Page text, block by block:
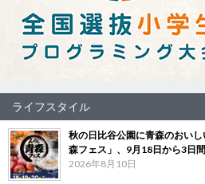
ライフスタイル
秋の日比谷公園に青森のお
森フェス」、9月18日から3日間
2026年8月10日